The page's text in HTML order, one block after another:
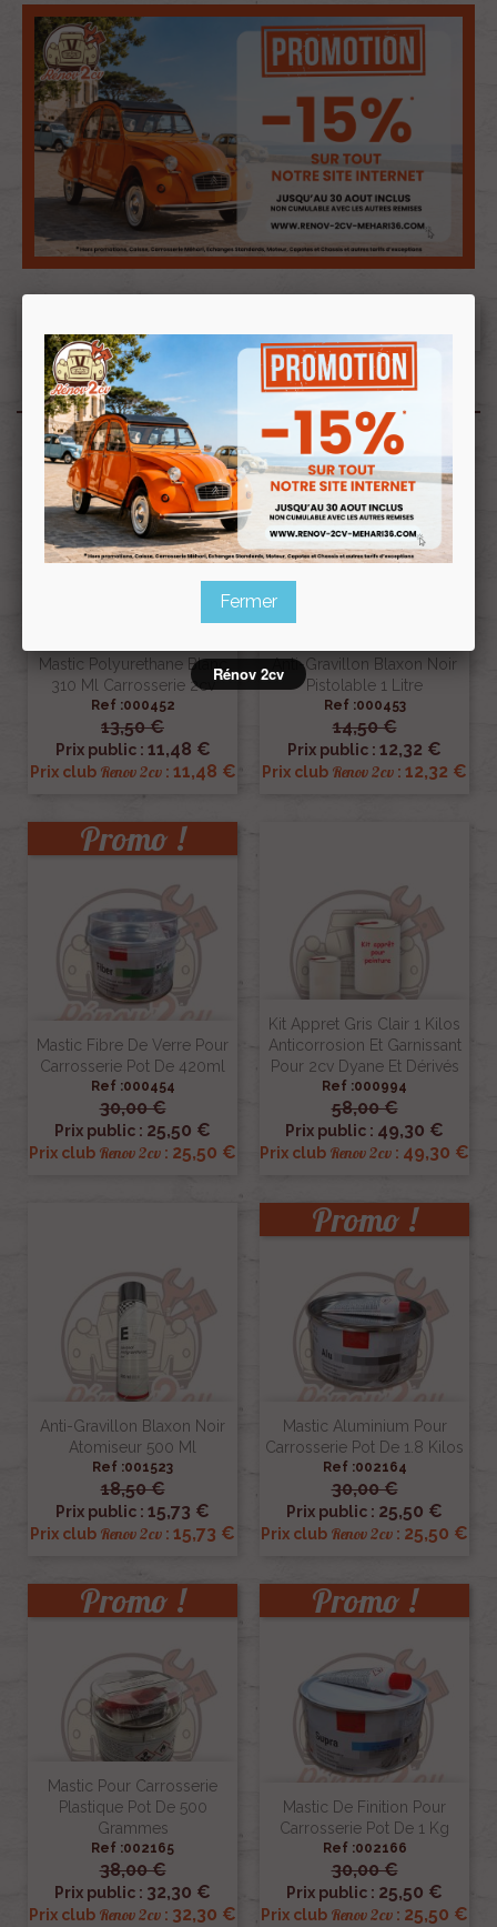
Produits associés
Mastic Polyurethane Blanc
310 Ml Carrosserie 2cv
Ref :000452
13,50 €
Prix public : 11,48 €
Prix club Renov 2cv: 11,48 €
Anti-Gravillon Blaxon Noir
Pistolable 1 Litre
Ref :000453
14,50 €
Prix public : 12,32 €
Prix club Renov 2cv : 12,32 €
Mastic Fibre De Verre Pour
Carrosserie Pot De 420ml
Ref :000454
30,00 €
Prix public : 25,50 €
Prix club Renov 2cv : 25,50 €
Promo !
Kit Appret Gris Clair 1 Kilos
Anticorrosion Et Garnissant
Pour 2cv Dyane Et Dérivés
Ref :000994
58,00 €
Prix public : 49,30 €
Prix club Renov 2cv : 49,30 €
Anti-Gravillon Blaxon Noir
Atomiseur 500 Ml
Ref :001523
18,50 €
Prix public : 15,73 €
Prix club Renov 2cv : 15,73 €
Mastic Aluminium Pour
Carrosserie Pot De 1.8 Kilos
Ref :002164
30,00 €
Prix public : 25,50 €
Prix club Renov 2cv : 25,50 €
Promo !
Mastic Pour Carrosserie
Plastique Pot De 500
Grammes
Ref :002165
38,00 €
Prix public : 32,30 €
Prix club Renov 2cv : 32,30 €
Promo !
Mastic De Finition Pour
Carrosserie Pot De 1 Kg
Ref :002166
30,00 €
Prix public : 25,50 €
Prix club Renov 2cv : 25,50 €
Promo !
Fermer
Rénov 2cv